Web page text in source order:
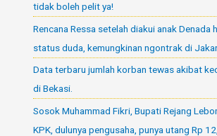
tidak boleh pelit ya!
Rencana Ressa setelah diakui anak Denada
status duda, kemungkinan ngontrak di
Data terbaru jumlah korban tewas akibat
di Bekasi.
Sosok Muhammad Fikri, Bupati Rejang
KPK, dulunya pengusaha, punya utang Rp